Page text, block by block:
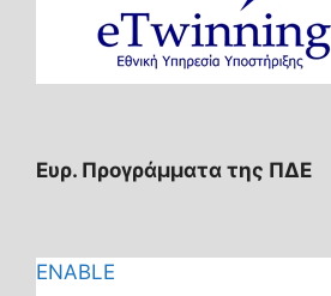
Ευρ. Προγράμματα της ΠΔΕ
ENABLE